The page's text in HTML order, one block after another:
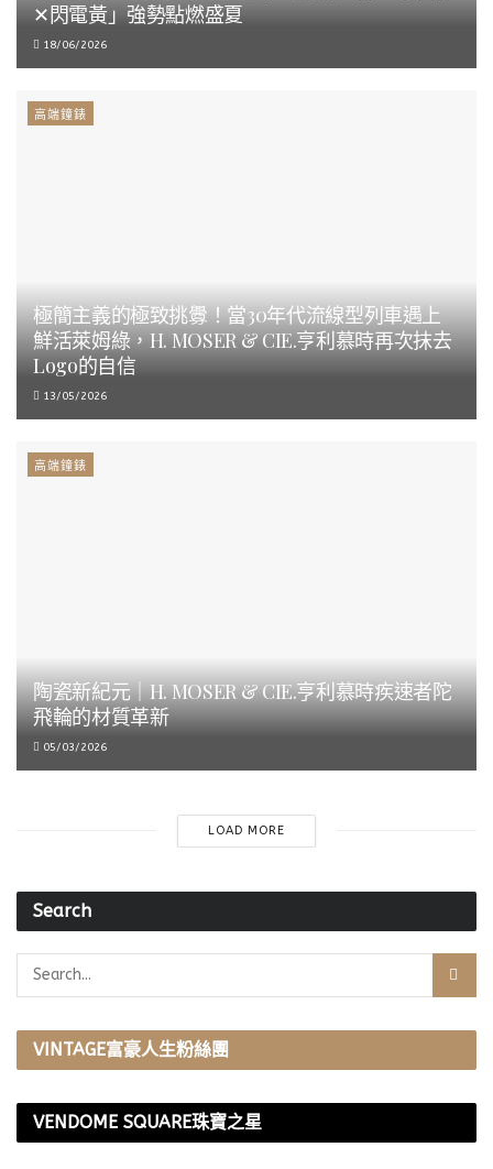
✕閃電黃」強勢點燃盛夏
18/06/2026
高端鐘錶
極簡主義的極致挑釁！當30年代流線型列車遇上
鮮活萊姆綠，H. MOSER & CIE.亨利慕時再次抹去
Logo的自信
13/05/2026
高端鐘錶
陶瓷新紀元｜H. MOSER & CIE.亨利慕時疾速者陀
飛輪的材質革新
05/03/2026
LOAD MORE
Search
VINTAGE富豪人生粉絲團
VENDOME SQUARE珠寶之星